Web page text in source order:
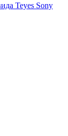
Teyes Sony